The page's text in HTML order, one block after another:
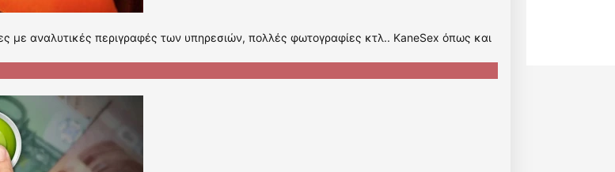
με αναλυτικές περιγραφές των υπηρεσιών, πολλές φωτογραφίες κτλ.. KaneSex όπως και